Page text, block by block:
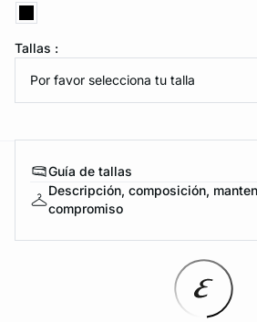
DE PANTIES
Tallas :
Por favor selecciona tu talla
Guía de tallas
Descripción, composición,
compromiso